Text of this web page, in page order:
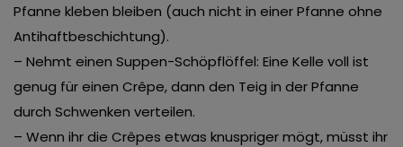
Pfanne kleben bleiben (auch nicht in einer Pfanne ohne
Antihaftbeschichtung).
– Nehmt einen Suppen-Schöpflöffel: Eine Kelle voll ist
genug für einen Crêpe, dann den Teig in der Pfanne
durch Schwenken verteilen.
– Wenn ihr die Crêpes etwas knuspriger mögt, müsst ihr